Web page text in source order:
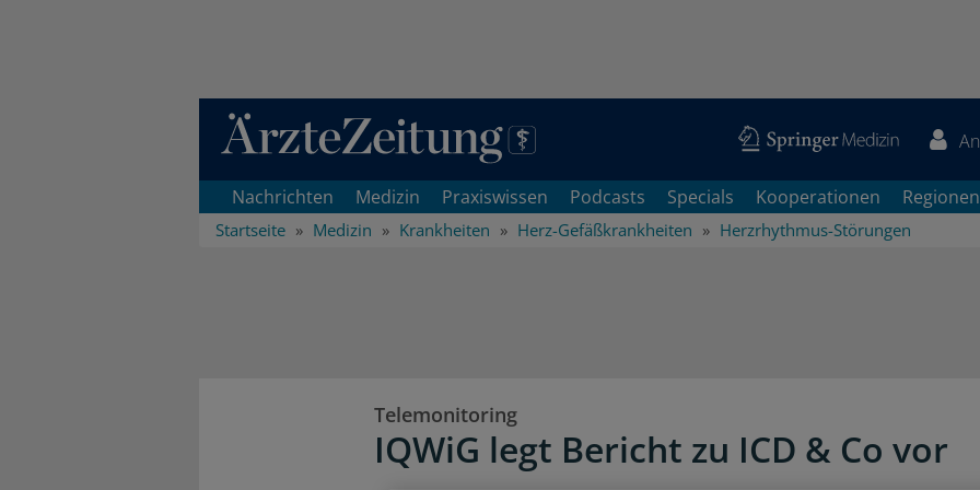
Direkt zum Inhaltsbereich
Nachrichten Medizin Praxiswissen Podcasts Specials Kooperationen Regionen
Startseite Medizin Krankheiten Herz-Gefäßkrankheiten Herzrhythmus-Störungen
Telemonitoring
IQWiG legt Bericht zu ICD & Co vor